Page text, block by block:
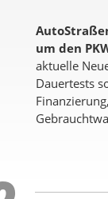
um den
aktuelle
Dauertests